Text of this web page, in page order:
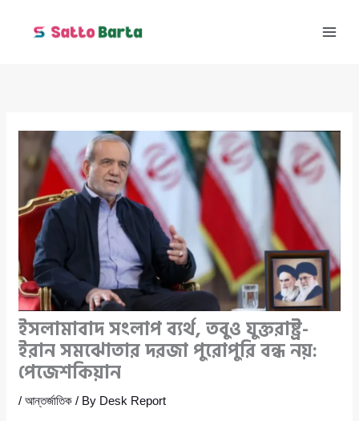
ইসলামাবাদ সংলাপ ব্যর্থ, তবুও যুক্তরাষ্ট্র-
ইরান সমঝোতার দরজা পুরোপুরি বন্ধ নয়:
পেজেশকিয়ান
/আন্তর্জাতিক / By Desk Report